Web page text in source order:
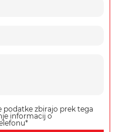
podatke zbirajo prek tega
informacij o